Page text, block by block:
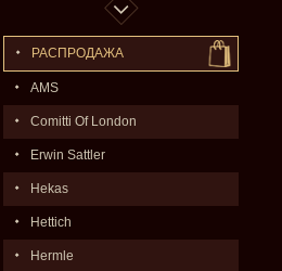
РАСПPОДАЖA
AMS
Comitti Of London
Erwin Sattler
Hekas
Hettich
Hermle